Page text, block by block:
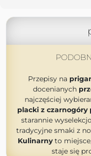
Przepisy na
docenianych
najczęściej
placki z
starannie
tradycyjne smaki z
Kulinarnyto
staje się